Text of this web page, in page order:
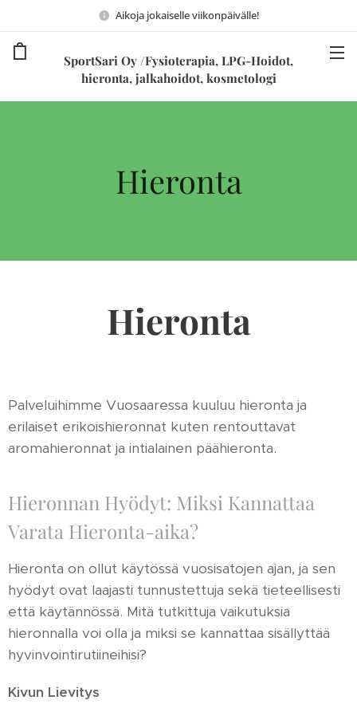
Aikoja jokaiselle viikonpäivälle!
SportSari Oy /Fysioterapia, LPG-Hoidot,
hieronta, jalkahoidot, kosmetologi
Hieronta
Hieronta
Palveluihimme Vuosaaressa kuuluu hieronta ja
erilaiset erikoishieronnat kuten rentouttavat
aromahieronnat ja intialainen päähieronta.
Hieronnan Hyödyt: Miksi Kannattaa
Varata Hieronta-aika?
Hieronta on ollut käytössä vuosisatojen ajan, ja sen
hyödyt ovat laajasti tunnustettuja sekä tieteellisesti
että käytännössä. Mitä tutkittuja vaikutuksia
hieronnalla voi olla ja miksi se kannattaa sisällyttää
hyvinvointirutiineihisi?
Kivun Lievitys